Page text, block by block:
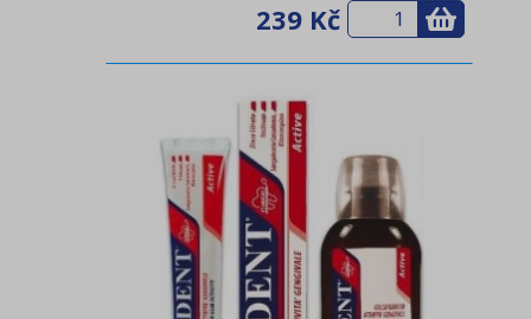
239 Kč